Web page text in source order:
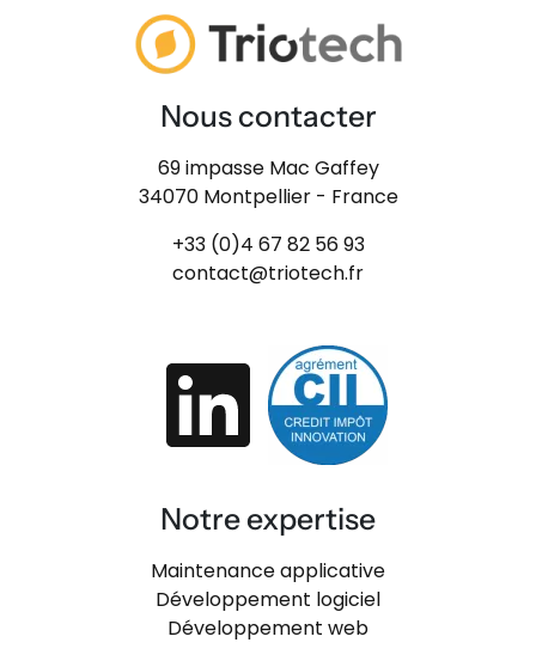
Nous contacter
69 impasse Mac Gaffey
34070 Montpellier - France
+33 (0)4 67 82 56 93
contact@triotech.fr
Notre expertise
Maintenance applicative
Développement logiciel
Développement web